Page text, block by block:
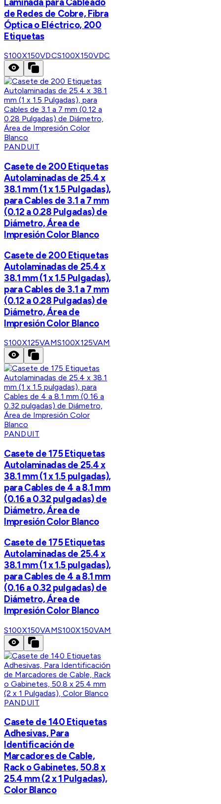
de Redes de Cobre, Fibra
Óptica o Eléctrico, 200
Etiquetas
S100X150VDCS100X150VDC
PANDUIT
Casete de 200 Etiquetas
Autolaminadas de 25.4 x
38.1 mm (1 x 1.5 Pulgadas),
para Cables de 3.1 a 7 mm
(0.12 a 0.28 Pulgadas) de
Diámetro, Área de
Impresión Color Blanco
Casete de 200 Etiquetas
Autolaminadas de 25.4 x
38.1 mm (1 x 1.5 Pulgadas),
para Cables de 3.1 a 7 mm
(0.12 a 0.28 Pulgadas) de
Diámetro, Área de
Impresión Color Blanco
S100X125VAMS100X125VAM
PANDUIT
Casete de 175 Etiquetas
Autolaminadas de 25.4 x
38.1 mm (1 x 1.5 pulgadas),
para Cables de 4 a 8.1 mm
(0.16 a 0.32 pulgadas) de
Diámetro, Área de
Impresión Color Blanco
Casete de 175 Etiquetas
Autolaminadas de 25.4 x
38.1 mm (1 x 1.5 pulgadas),
para Cables de 4 a 8.1 mm
(0.16 a 0.32 pulgadas) de
Diámetro, Área de
Impresión Color Blanco
S100X150VAMS100X150VAM
PANDUIT
Casete de 140 Etiquetas
Adhesivas, Para
Identificación de
Marcadores de Cable,
Rack o Gabinetes, 50.8 x
25.4 mm (2 x 1 Pulgadas),
Color Blanco